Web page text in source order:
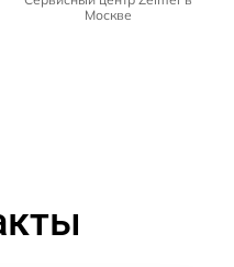
Москве